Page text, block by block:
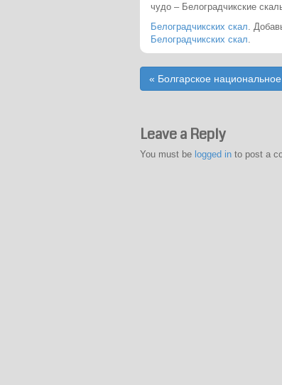
чудо – Белоградчикские
Белоградчикских скал .
Белоградчикских скал
Post
« Болгарское
Leave a Reply
You must be logged in to post a